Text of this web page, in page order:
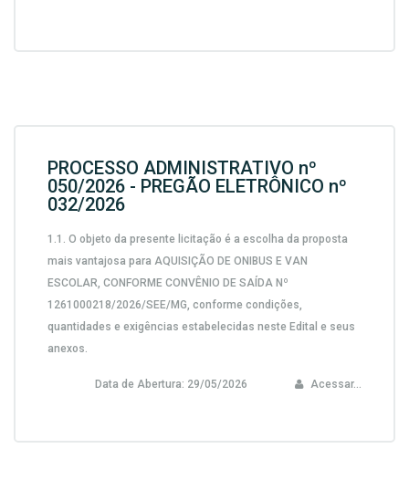
PROCESSO ADMINISTRATIVO nº
050/2026 - PREGÃO ELETRÔNICO nº
032/2026
1.1. O objeto da presente licitação é a escolha da proposta
mais vantajosa para AQUISIÇÃO DE ONIBUS E VAN
ESCOLAR, CONFORME CONVÊNIO DE SAÍDA Nº
1261000218/2026/SEE/MG, conforme condições,
quantidades e exigências estabelecidas neste Edital e seus
anexos.
Data de Abertura: 29/05/2026 Acessar...